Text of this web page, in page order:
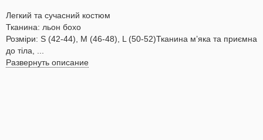
Легкий та сучасний костюм
Тканина: льон бохо
Розміри: S (42-44), M (46-48), L (50-52)Тканина м’яка та приємна
до тіла, ...
Развернуть описание